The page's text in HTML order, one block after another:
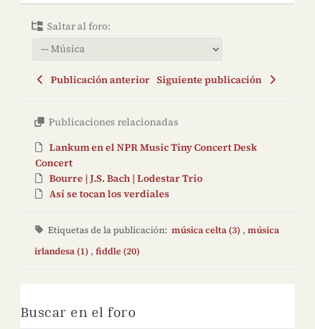
Saltar al foro:
Publicación anterior Siguiente publicación
Publicaciones relacionadas
Lankum en el NPR Music Tiny Concert Desk
Concert
Bourre | J.S. Bach | Lodestar Trio
Así se tocan los verdiales
Etiquetas de la publicación:música celta (3) , música
irlandesa (1) , fiddle (20)
Buscar en el foro